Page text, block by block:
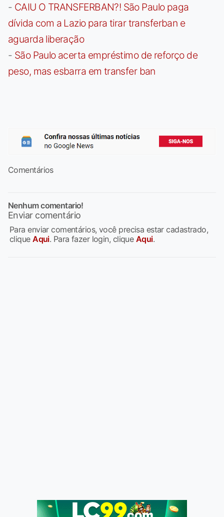
- CAIU O TRANSFERBAN?! São Paulo paga
dívida com a Lazio para tirar transferban e
aguarda liberação
- São Paulo acerta empréstimo de reforço de
peso, mas esbarra em transfer ban
Comentários
Nenhum comentario!
Enviar comentário
Para enviar comentários, você precisa estar cadastrado,
cliqueAqui. Para fazer login, clique Aqui.